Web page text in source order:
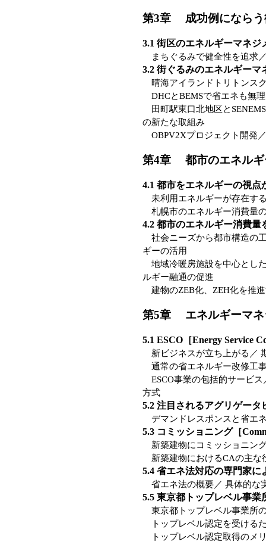
第3章 成功例にならう
3.1 街区のエネルギーマネジ
まちぐるみで健全性を追求
3.2 街ぐるみのエネルギーマ
晴海アイランドトリトンス
DHCとBEMSで省エネも無
田町駅東口北地区と
の新たな取組み
OBPV2Xプロジェクト開発
第4章 都市のエネルギ
4.1 都市をエネルギーの視点
未利用エネルギーが存在す
札幌市のエネルギー消費量
4.2 都市のエネルギー消費
社会ニーズから都市構造の
ギーの活用
地域冷暖房施設を中心とし
ルギー融通の促進
建物のZEB化、ZEH化を推
第5章 エネルギーマネ
5.1 ESCO［Energy Service
新ビジネスが立ち上がる／
通常の省エネルギー改修工
ESCO事業の包括的サービス
方式
5.2 注目されるアグリゲータ
デマンドレスポンスと省エ
5.3 コミッショニング［
新築建物にコミッショニン
新築建物におけるCAの主な
5.4 省エネ法対応の専門家に
省エネ法の概要／ 具体的な
5.5 東京都トップレベル事業
東京都トップレベル事業所
トップレベル認定を受ける
トップレベル認定取得のメ